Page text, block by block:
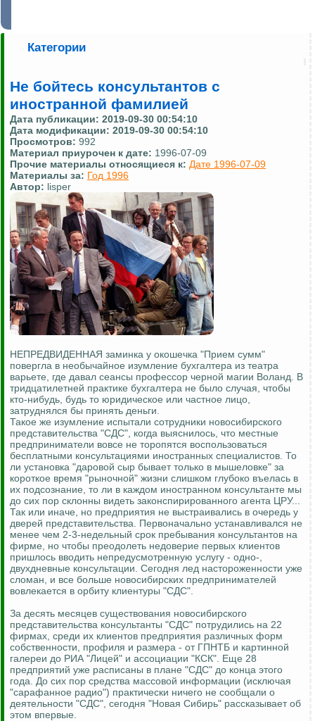
Категории
Не бойтесь консультантов с
иностранной фамилией
Дата публикации: 2019-09-30 00:54:10
Дата модификации: 2019-09-30 00:54:10
Просмотров: 992
Материал приурочен к дате: 1996-07-09
Прочие материалы относящиеся к: Дате 1996-07-09
Материалы за: Год 1996
Автор: lisper
НЕПРЕДВИДЕННАЯ заминка у окошечка "Прием сумм"
повергла в необычайное изумление бухгалтера из театра
варьете, где давал сеансы профессор черной магии Воланд. В
тридцатилетней практике бухгалтера не было случая, чтобы
кто-нибудь, будь то юридическое или частное лицо,
затруднялся бы принять деньги.
Такое же изумление испытали сотрудники новосибирского
представительства "СДС", когда выяснилось, что местные
предприниматели вовсе не торопятся воспользоваться
бесплатными консультациями иностранных специалистов. То
ли установка "даровой сыр бывает только в мышеловке" за
короткое время "рыночной" жизни слишком глубоко въелась в
их подсознание, то ли в каждом иностранном консультанте мы
до сих пор склонны видеть законспирированного агента ЦРУ...
Так или иначе, но предприятия не выстраивались в очередь у
дверей представительства. Первоначально устанавливался не
менее чем 2-3-недельный срок пребывания консультантов на
фирме, но чтобы преодолеть недоверие первых клиентов
пришлось вводить непредусмотренную услугу - одно-,
двухдневные консультации. Сегодня лед настороженности уже
сломан, и все больше новосибирских предпринимателей
вовлекается в орбиту клиентуры "СДС".
За десять месяцев существования новосибирского
представительства консультанты "СДС" потрудились на 22
фирмах, среди их клиентов предприятия различных форм
собственности, профиля и размера - от ГПНТБ и картинной
галереи до РИА "Лицей" и ассоциации "КСК". Еще 28
предприятий уже расписаны в плане "СДС" до конца этого
года. До сих пор средства массовой информации (исключая
"сарафанное радио") практически ничего не сообщали о
деятельности "СДС", сегодня "Новая Сибирь" рассказывает об
этом впервые.